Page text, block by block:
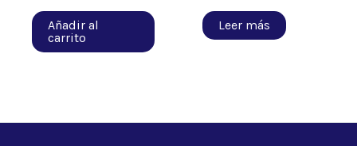
Añadir al
carrito
Leer más